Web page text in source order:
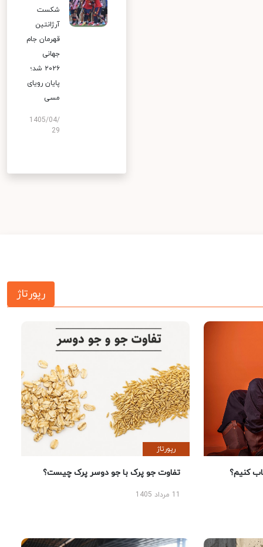
شکست
آرژانتین
قهرمان جام
جهانی
۲۰۲۶ شد؛
پایان رویای
مسی
1405/04/
29
رپورتاژ
کنیم؟
رپورتاژ
تفاوت جو پرک با جو دوسر پرک چیست؟